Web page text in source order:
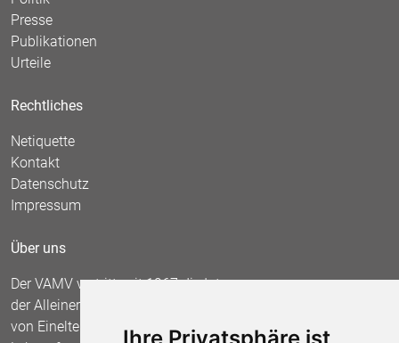
Presse
Publikationen
Urteile
Rechtliches
Netiquette
Kontakt
Datenschutz
Impressum
Über uns
Der VAMV vertritt seit 1967 die Interessen
der Alleinerziehenden und fordert die Anerkennung
von Einelternfamilien als gleichberechtigte